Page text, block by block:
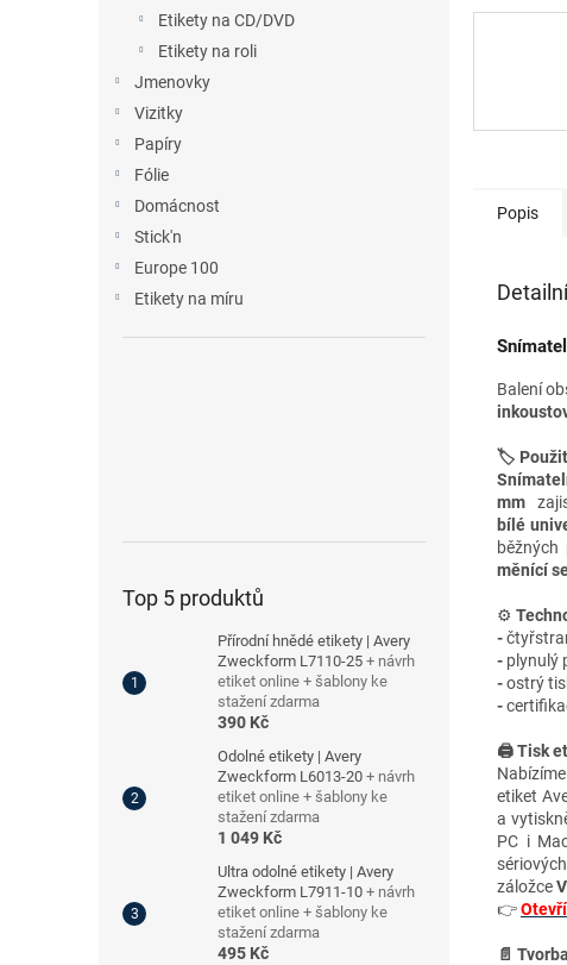
Etikety na CD/DVD
Etikety na roli
Jmenovky
Vizitky
Papíry
Fólie
Domácnost
Stick'n
Europe 100
Etikety na míru
Top 5 produktů
Přírodní hnědé etikety | Avery
Zweckform L7110-25 + návrh
etiket online + šablony ke
stažení zdarma
390 Kč
Odolné etikety | Avery
Zweckform L6013-20 + návrh
etiket online + šablony ke
stažení zdarma
1 049 Kč
Ultra odolné etikety | Avery
Zweckform L7911-10 + návrh
etiket online + šablony ke
stažení zdarma
495 Kč
Popis
Balení
🏷️
mm
bílé
měnící
⚙️
-
- plynulý
-ostrý
-
🖨️ Tisk
etiket
a
PC i
záložce
👉
📄